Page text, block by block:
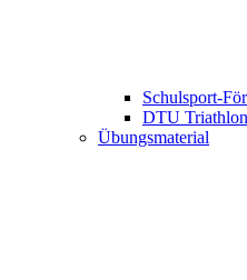
Schulsport-
DTU
Übungsmaterial